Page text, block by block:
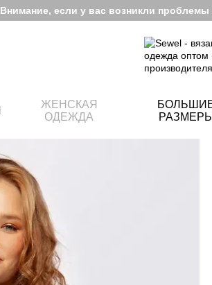
Внимание, если у вас возникли
ЖЕНСКАЯ
ОДЕЖДА
РАЗМЕРЫ